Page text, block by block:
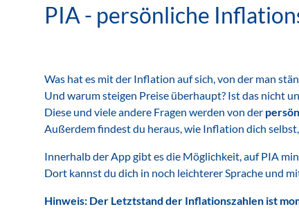
PIA - persönliche
Was hat es mit der Inflation auf sich, von der man
Und warum steigen Preise überhaupt? Ist das nicht
Diese und viele andere Fragen werden von der
Außerdem findest du heraus, wie Inflation dich
Innerhalb der App gibt es die Möglichkeit, auf PIA
Dort kannst du dich in noch leichterer Sprache und
Hinweis: Der Letztstand der Inflationszahlen ist